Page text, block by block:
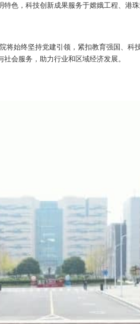
色，科技创新成果服务于嫦娥工程、港
始终坚持党建引领，紧扣教育强国、
会服务，助力行业和区域经济发展。